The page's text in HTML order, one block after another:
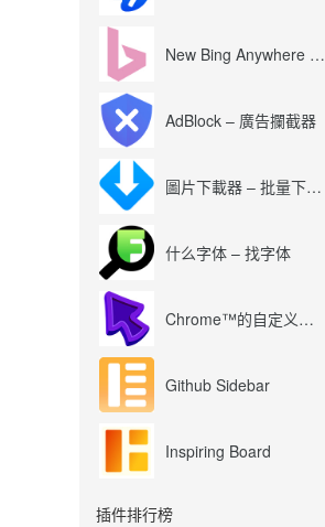
New Bing Anywhere (Bing Chat GPT-4)
AdBlock – 廣告攔截器
圖片下載器 – 批量下載圖片
什么字体 – 找字体
Chrome™的自定义光标
Github Sidebar
Inspiring Board
插件排行榜